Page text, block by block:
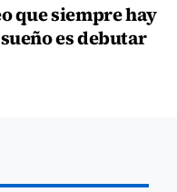
que siempre hay
es debutar